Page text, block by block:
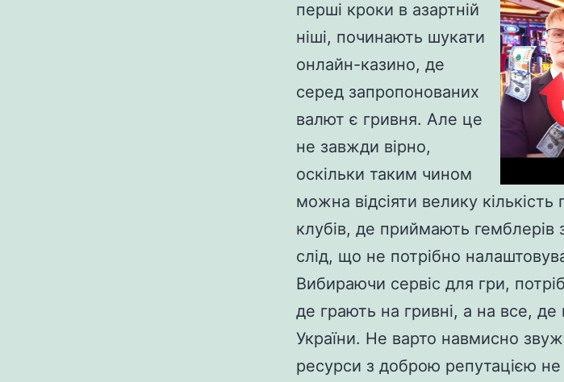
перші кроки в азартній
ніші, починають шукати
онлайн-казино, де
серед запропонованих
валют є гривня. Але це
не завжди вірно,
оскільки таким чином
можна відсіяти велику
клубів, де приймають гемблерів
слід, що не потрібно
Вибираючи сервіс для гри,
де грають на гривні, а на все,
України. Не варто навмисно
ресурси з доброю репутацією